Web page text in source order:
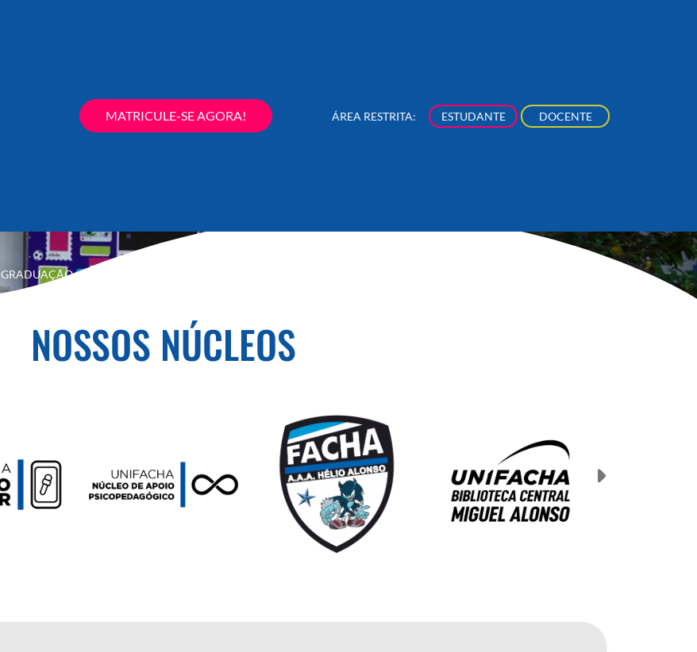
MATRICULE-SE AGORA! ÁREA RESTRITA: ESTUDANTE DOCENTE
GRADUAÇÃO
NOSSOS NÚCLEOS